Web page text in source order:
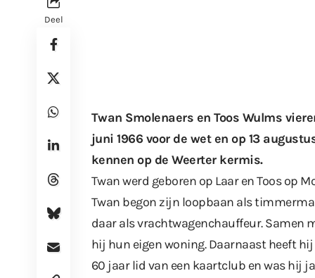
Deel
Twan Smolenaers en Toos Wulms
juni 1966 voor de wet en op 13
kennen op de Weerter kermis.
Twan werd geboren op Laar en Toos op
Twan begon zijn loopbaan als
daar als vrachtwagenchauffeur. Samen
hij hun eigen woning. Daarnaast heeft
60 jaar lid van een kaartclub en was hij